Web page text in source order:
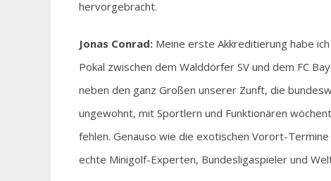
hervorgebracht.
Jonas Conrad: Meine erste Akkreditierung habe
Pokal zwischen dem Walddörfer SV und dem FC
neben den ganz Großen unserer Zunft, die
ungewohnt, mit Sportlern und Funktionären
fehlen. Genauso wie die exotischen Vorort-
echte Minigolf-Experten, Bundesligaspieler und